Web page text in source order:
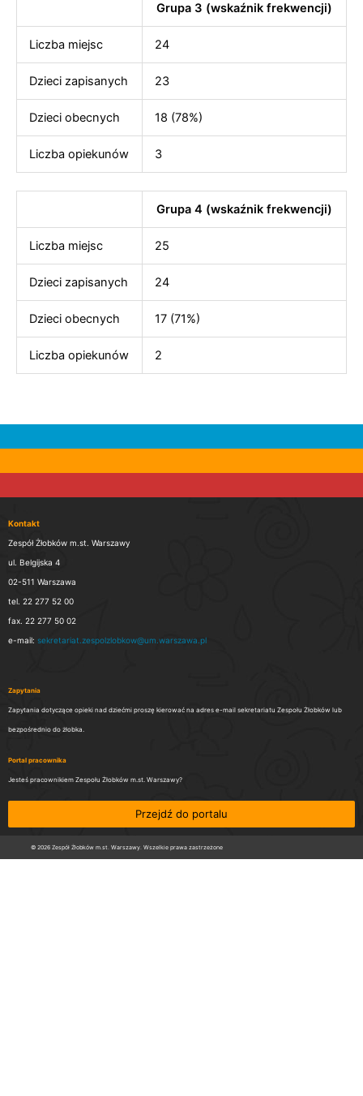
Grupa 3 (wskaźnik frekwencji)
Liczba miejsc 24
Dzieci zapisanych 23
Dzieci obecnych 18 (78%)
Liczba opiekunów 3
Grupa 4 (wskaźnik frekwencji)
Liczba miejsc 25
Dzieci zapisanych 24
Dzieci obecnych 17 (71%)
Liczba opiekunów 2
Kontakt
Zespół Żłobków m.st. Warszawy
ul. Belgijska 4
02-511 Warszawa
tel. 22 277 52 00
fax. 22 277 50 02
e-mail: sekretariat.zespolzlobkow@um.warszawa.pl
Zapytania
Zapytania dotyczące opieki nad dziećmi proszę kierować na adres e-mail sekretariatu Zespołu Żłobków lub
bezpośrednio do żłobka.
Portal pracownika
Jesteś pracownikiem Zespołu Żłobków m.st. Warszawy?
Przejdź do portalu
© 2026 Zespół Żłobków m.st. Warszawy. Wszelkie prawa zastrzeżone